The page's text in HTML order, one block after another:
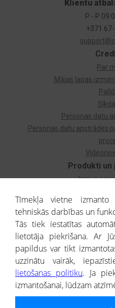
Produkti un
Izziņa par
Kredītizziņa par
Par
Mājas lapas
Personas datu
Personas datu apstrādes
Klientu
P - P
+371
® CREDITREFORM Latvija
SIA
Tīmekļa vietne izmanto
tehniskās darbības un
Tās tiek iestatītas
lietotāja piekrišana. Ar
papildus var tikt
uzzinātu vairāk,
lietošanas politiku. Ja
izmantošanai, lūdzam